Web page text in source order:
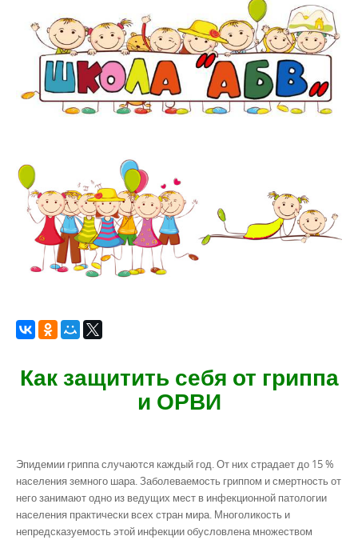
Как защитить себя от гриппа
и ОРВИ
Эпидемии гриппа случаются каждый год. От них страдает до 15 %
населения земного шара. Заболеваемость гриппом и смертность от
него занимают одно из ведущих мест в инфекционной патологии
населения практически всех стран мира. Многоликость и
непредсказуемость этой инфекции обусловлена множеством